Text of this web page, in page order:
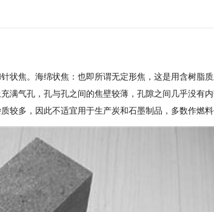
状焦。海绵状焦：也即所谓无定形焦，这是用含树脂
满气孔，孔与孔之间的焦壁较薄，孔隙之间几乎没有
较多，因此不适宜用于生产炭和石墨制品，多数作燃料